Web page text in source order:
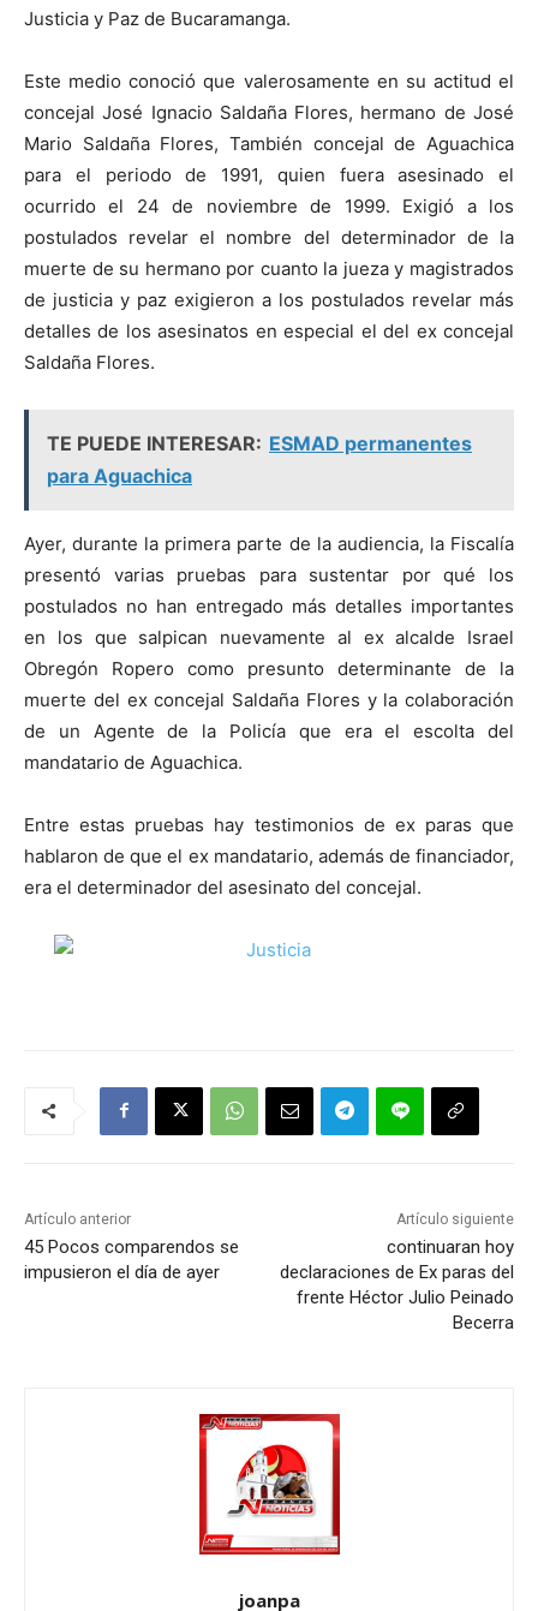
Justicia y Paz de Bucaramanga.
Este medio conoció que valerosamente en su actitud el
concejal José Ignacio Saldaña Flores, hermano de José
Mario Saldaña Flores, También concejal de Aguachica
para el periodo de 1991, quien fuera asesinado el
ocurrido el 24 de noviembre de 1999. Exigió a los
postulados revelar el nombre del determinador de la
muerte de su hermano por cuanto la jueza y magistrados
de justicia y paz exigieron a los postulados revelar más
detalles de los asesinatos en especial el del ex concejal
Saldaña Flores.
TE PUEDE INTERESAR: ESMAD permanentes
para Aguachica
Ayer, durante la primera parte de la audiencia, la Fiscalía
presentó varias pruebas para sustentar por qué los
postulados no han entregado más detalles importantes
en los que salpican nuevamente al ex alcalde Israel
Obregón Ropero como presunto determinante de la
muerte del ex concejal Saldaña Flores y la colaboración
de un Agente de la Policía que era el escolta del
mandatario de Aguachica.
Entre estas pruebas hay testimonios de ex paras que
hablaron de que el ex mandatario, además de financiador,
era el determinador del asesinato del concejal.
Artículo anterior
45 Pocos comparendos se
impusieron el día de ayer
Artículo siguiente
continuaran hoy
declaraciones de Ex paras del
frente Héctor Julio Peinado
Becerra
joanpa